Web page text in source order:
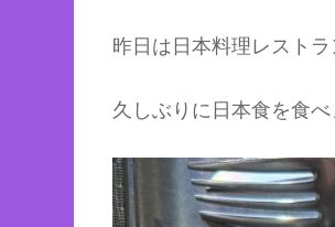
昨日は日本料理レストラ
久しぶりに日本食を食べ